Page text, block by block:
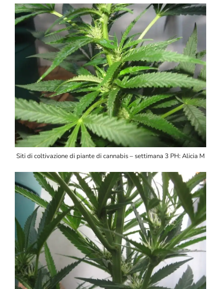
Siti di coltivazione di piante di cannabis – settimana 3 PH: Alicia M